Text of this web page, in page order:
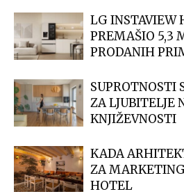
LG INSTAVIEW
PREMAŠIO 5,3
PRODANIH
SUPROTNOSTI
ZA LJUBITELJE
KNJIŽEVNOSTI
KADA
ZA
HOTEL